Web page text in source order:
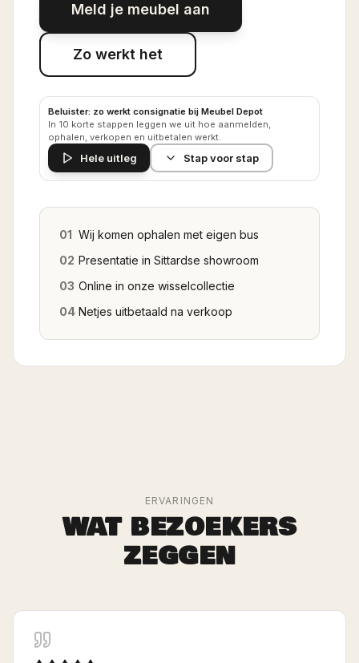
Meld je meubel aan
Zo werkt het
Beluister: zo werkt consignatie bij Meubel Depot
In 10 korte stappen leggen we uit hoe aanmelden,
ophalen, verkopen en uitbetalen werkt.
Hele uitleg Stap voor stap
01 Wij komen ophalen met eigen bus
02 Presentatie in Sittardse showroom
03 Online in onze wisselcollectie
04 Netjes uitbetaald na verkoop
ERVARINGEN
WAT BEZOEKERS
ZEGGEN